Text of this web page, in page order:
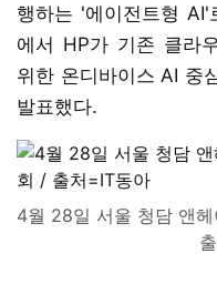
행하는 '에이전트형
에서 HP가 기존 클라
위한 온디바이스 AI 중
발표했다.
4월 28일 서울 청담 앤